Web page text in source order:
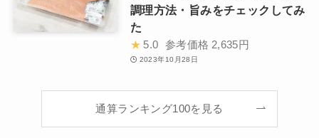
調理方法・旨みをチェックしてみ
た
★ 5.0 参考価格 2,635円
2023年10月28日
通算ランキング100を見る